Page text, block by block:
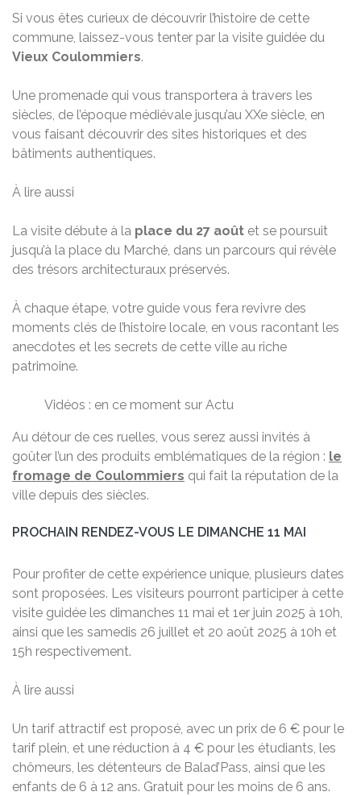
Si vous êtes curieux de découvrir l’histoire de cette
commune, laissez-vous tenter par la visite guidée du
Vieux Coulommiers.
Une promenade qui vous transportera à travers les
siècles, de l’époque médiévale jusqu’au XXe siècle, en
vous faisant découvrir des sites historiques et des
bâtiments authentiques.
À lire aussi
La visite débute à la place du 27 août et se poursuit
jusqu’à la place du Marché, dans un parcours qui révèle
des trésors architecturaux préservés.
À chaque étape, votre guide vous fera revivre des
moments clés de l’histoire locale, en vous racontant les
anecdotes et les secrets de cette ville au riche
patrimoine.
Vidéos : en ce moment sur Actu
Au détour de ces ruelles, vous serez aussi invités à
goûter l’un des produits emblématiques de la région : le
fromage de Coulommiers qui fait la réputation de la
ville depuis des siècles.
PROCHAIN RENDEZ-VOUS LE DIMANCHE 11 MAI
Pour profiter de cette expérience unique, plusieurs dates
sont proposées. Les visiteurs pourront participer à cette
visite guidée les dimanches 11 mai et 1er juin 2025 à 10h,
ainsi que les samedis 26 juillet et 20 août 2025 à 10h et
15h respectivement.
À lire aussi
Un tarif attractif est proposé, avec un prix de 6 € pour le
tarif plein, et une réduction à 4 € pour les étudiants, les
chômeurs, les détenteurs de Balad’Pass, ainsi que les
enfants de 6 à 12 ans. Gratuit pour les moins de 6 ans.